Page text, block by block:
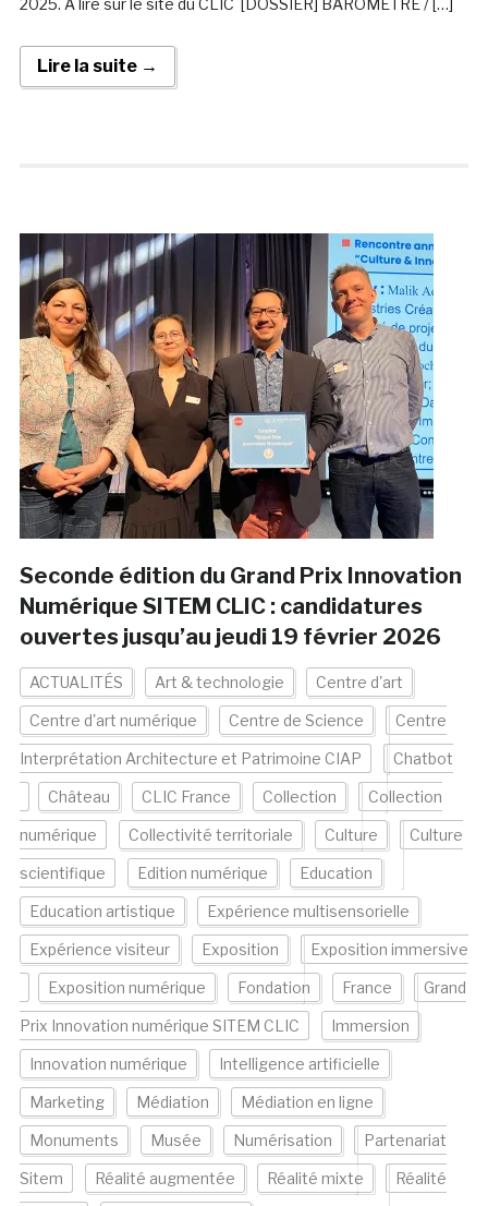
2025. A lire sur le site du CLIC [DOSSIER] BAROMETRE / […]
Lire la suite →
Seconde édition du Grand Prix Innovation
Numérique SITEM CLIC : candidatures
ouvertes jusqu’au jeudi 19 février 2026
ACTUALITÉS Art & technologie Centre d'art
Centre d'art numérique Centre de Science Centre
Interprétation Architecture et Patrimoine CIAP Chatbot
Château CLIC France Collection Collection
numérique Collectivité territoriale Culture Culture
scientifique Edition numérique Education
Education artistique Expérience multisensorielle
Expérience visiteur Exposition Exposition immersive
Exposition numérique Fondation France Grand
Prix Innovation numérique SITEM CLIC Immersion
Innovation numérique Intelligence artificielle
Marketing Médiation Médiation en ligne
Monuments Musée Numérisation Partenariat
Sitem Réalité augmentée Réalité mixte Réalité